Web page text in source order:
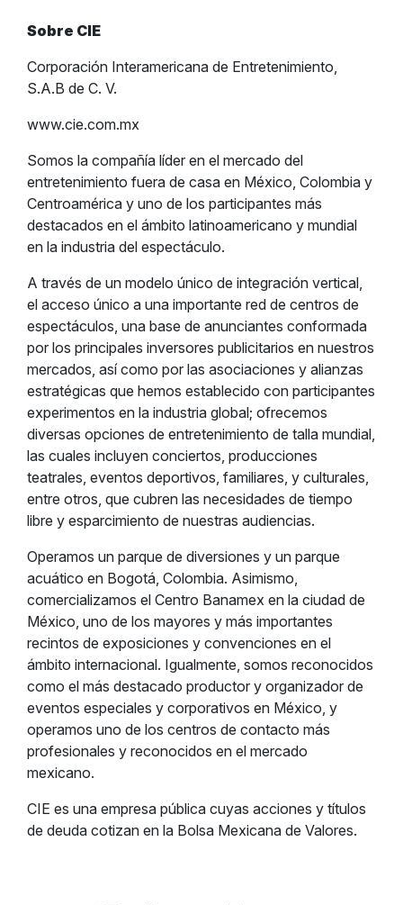
Sobre CIE
Corporación Interamericana de Entretenimiento,
S.A.B de C. V.
www.cie.com.mx
Somos la compañía líder en el mercado del
entretenimiento fuera de casa en México, Colombia y
Centroamérica y uno de los participantes más
destacados en el ámbito latinoamericano y mundial
en la industria del espectáculo.
A través de un modelo único de integración vertical,
el acceso único a una importante red de centros de
espectáculos, una base de anunciantes conformada
por los principales inversores publicitarios en nuestros
mercados, así como por las asociaciones y alianzas
estratégicas que hemos establecido con participantes
experimentos en la industria global; ofrecemos
diversas opciones de entretenimiento de talla mundial,
las cuales incluyen conciertos, producciones
teatrales, eventos deportivos, familiares, y culturales,
entre otros, que cubren las necesidades de tiempo
libre y esparcimiento de nuestras audiencias.
Operamos un parque de diversiones y un parque
acuático en Bogotá, Colombia. Asimismo,
comercializamos el Centro Banamex en la ciudad de
México, uno de los mayores y más importantes
recintos de exposiciones y convenciones en el
ámbito internacional. Igualmente, somos reconocidos
como el más destacado productor y organizador de
eventos especiales y corporativos en México, y
operamos uno de los centros de contacto más
profesionales y reconocidos en el mercado
mexicano.
CIE es una empresa pública cuyas acciones y títulos
de deuda cotizan en la Bolsa Mexicana de Valores.